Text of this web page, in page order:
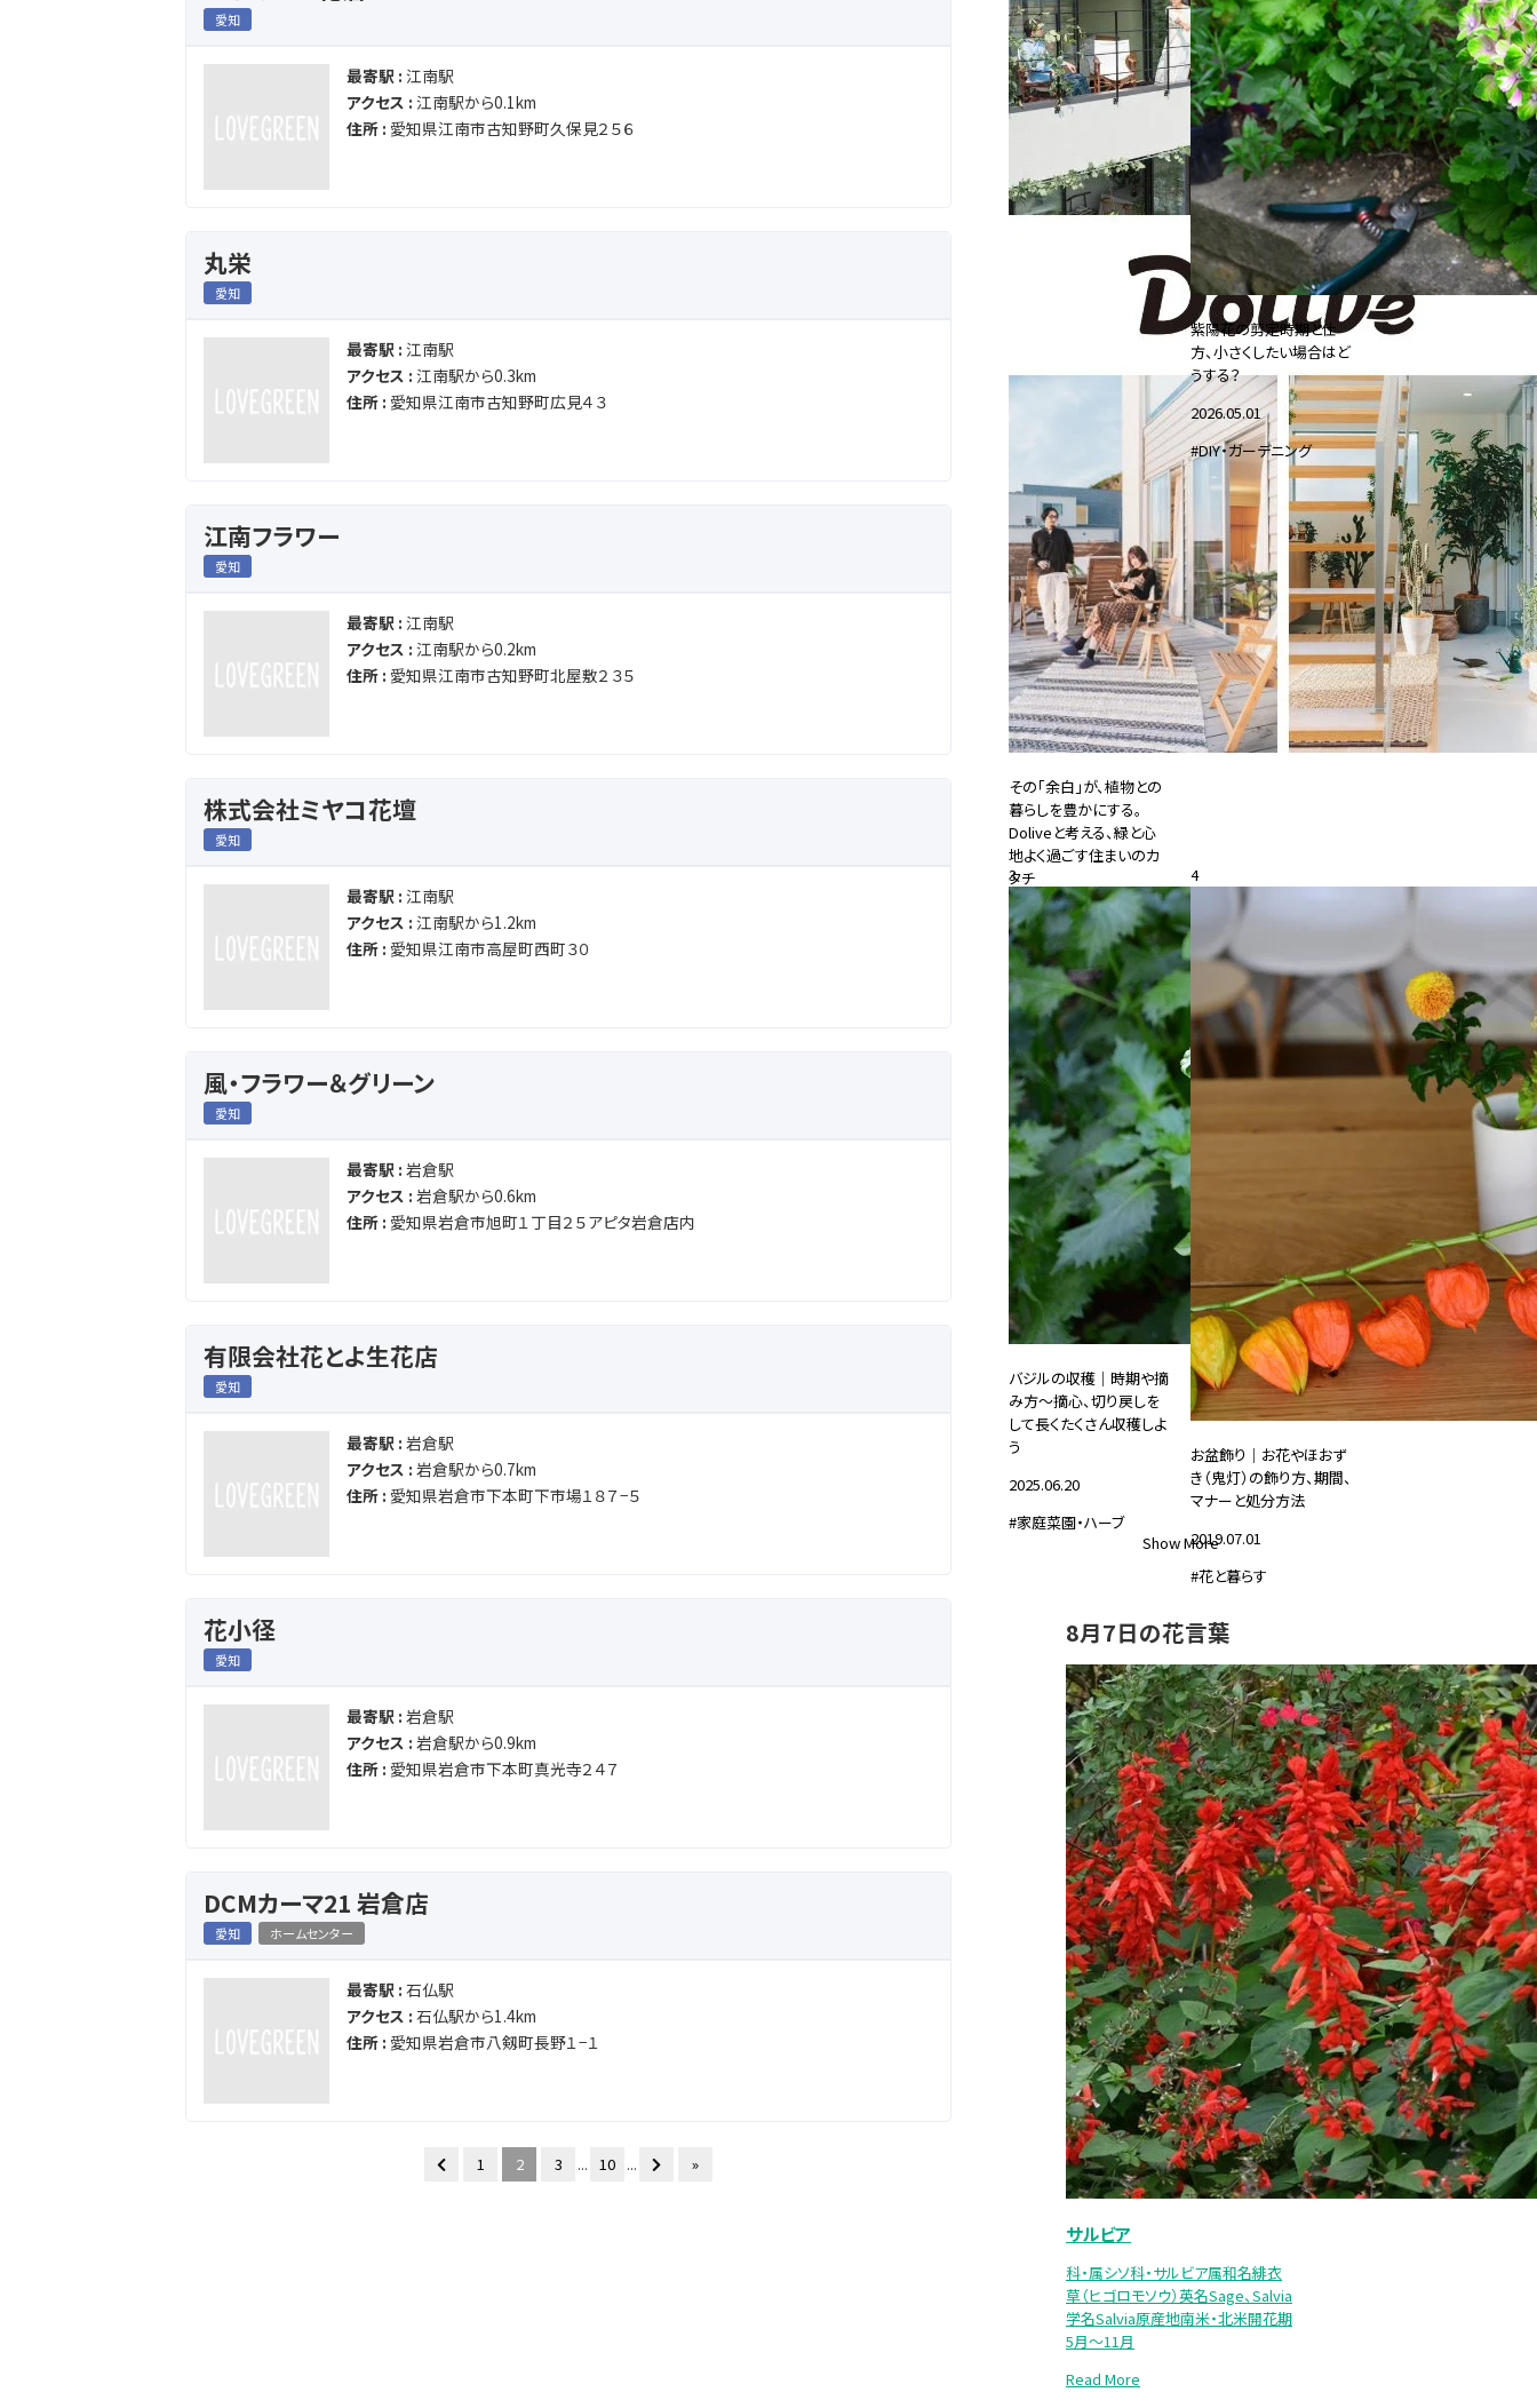
愛知
最寄駅 : 江南駅
アクセス : 江南駅から0.1km
住所 : 愛知県江南市古知野町久保見２５６
丸栄
愛知
最寄駅 : 江南駅
アクセス : 江南駅から0.3km
住所 : 愛知県江南市古知野町広見４３
江南フラワー
愛知
最寄駅 : 江南駅
アクセス : 江南駅から0.2km
住所 : 愛知県江南市古知野町北屋敷２３５
株式会社ミヤコ花壇
愛知
最寄駅 : 江南駅
アクセス : 江南駅から1.2km
住所 : 愛知県江南市高屋町西町３０
風・フラワー＆グリーン
愛知
最寄駅 : 岩倉駅
アクセス : 岩倉駅から0.6km
住所 : 愛知県岩倉市旭町１丁目２５アピタ岩倉店内
有限会社花とよ生花店
愛知
最寄駅 : 岩倉駅
アクセス : 岩倉駅から0.7km
住所 : 愛知県岩倉市下本町下市場１８７−５
花小径
愛知
最寄駅 : 岩倉駅
アクセス : 岩倉駅から0.9km
住所 : 愛知県岩倉市下本町真光寺２４７
DCMカーマ21 岩倉店
愛知 ホームセンター
最寄駅 : 石仏駅
アクセス : 石仏駅から1.4km
住所 : 愛知県岩倉市八剱町長野１−１
1 2 3 ... 10 ... »
その「余白」が、植物との
暮らしを豊かにする。
Doliveと考える、緑と心
地よく過ごす住まいのカ
タチ
2026.08.05
#特集
紫陽花の剪定時期と仕
方、小さくしたい場合はど
うする？
2026.05.01
#DIY・ガーデニング
3
バジルの収穫｜時期や摘
み方～摘心、切り戻しを
して長くたくさん収穫しよ
う
2025.06.20
#家庭菜園・ハーブ
4
お盆飾り｜お花やほおず
き（鬼灯）の飾り方、期間、
マナーと処分方法
2019.07.01
#花と暮らす
Show More
8月7日の花言葉
サルビア
科・属シソ科・サルビア属和名緋衣
草（ヒゴロモソウ）英名Sage、Salvia
学名Salvia原産地南米・北米開花期
5月～11月
Read More